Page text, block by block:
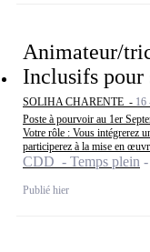
Animateur/
Inclusifs pour
SOLIHA CHARENTE -
Poste à pourvoir au 1er
Votre rôle : Vous intégrerez
participerez à la mise en
CDD - Temps plein
Publié hier